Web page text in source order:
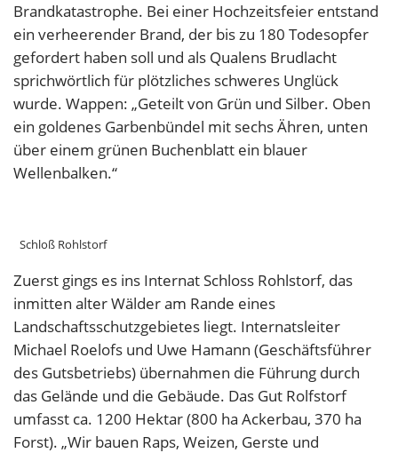
Brandkatastrophe. Bei einer Hochzeitsfeier entstand
ein verheerender Brand, der bis zu 180 Todesopfer
gefordert haben soll und als Qualens Brudlacht
sprichwörtlich für plötzliches schweres Unglück
wurde. Wappen: „Geteilt von Grün und Silber. Oben
ein goldenes Garbenbündel mit sechs Ähren, unten
über einem grünen Buchenblatt ein blauer
Wellenbalken.“
Schloß Rohlstorf
Zuerst gings es ins Internat Schloss Rohlstorf, das
inmitten alter Wälder am Rande eines
Landschaftsschutzgebietes liegt. Internatsleiter
Michael Roelofs und Uwe Hamann (Geschäftsführer
des Gutsbetriebs) übernahmen die Führung durch
das Gelände und die Gebäude. Das Gut Rolfstorf
umfasst ca. 1200 Hektar (800 ha Ackerbau, 370 ha
Forst). „Wir bauen Raps, Weizen, Gerste und